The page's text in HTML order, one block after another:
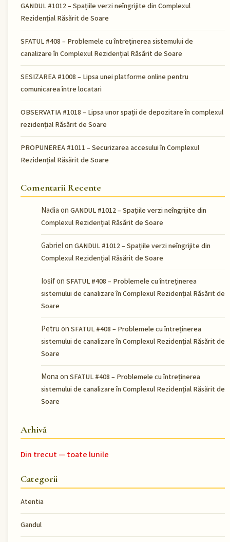
GANDUL #1012 – Spațiile verzi neîngrijite din Complexul
Rezidențial Răsărit de Soare
SFATUL #408 – Problemele cu întreținerea sistemului de
canalizare în Complexul Rezidențial Răsărit de Soare
SESIZAREA #1008 – Lipsa unei platforme online pentru
comunicarea între locatari
OBSERVATIA #1018 – Lipsa unor spații de depozitare în complexul
rezidențial Răsărit de Soare
PROPUNEREA #1011 – Securizarea accesului în Complexul
Rezidențial Răsărit de Soare
Comentarii Recente
Nadiaon GANDUL #1012 – Spațiile verzi neîngrijite din
Complexul Rezidențial Răsărit de Soare
Gabrielon GANDUL #1012 – Spațiile verzi neîngrijite din
Complexul Rezidențial Răsărit de Soare
Iosifon SFATUL #408 – Problemele cu întreținerea
sistemului de canalizare în Complexul Rezidențial Răsărit de
Soare
Petruon SFATUL #408 – Problemele cu întreținerea
sistemului de canalizare în Complexul Rezidențial Răsărit de
Soare
Monaon SFATUL #408 – Problemele cu întreținerea
sistemului de canalizare în Complexul Rezidențial Răsărit de
Soare
Arhivă
Din trecut — toate lunile
Categorii
Atentia
Gandul